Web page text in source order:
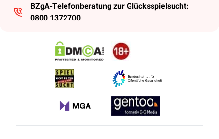
BZgA-Telefonberatung zur Glücksspielsucht:
0800 1372700